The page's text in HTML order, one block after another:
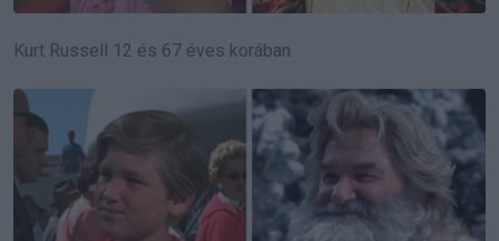
Kurt Russell 12 és 67 éves korában